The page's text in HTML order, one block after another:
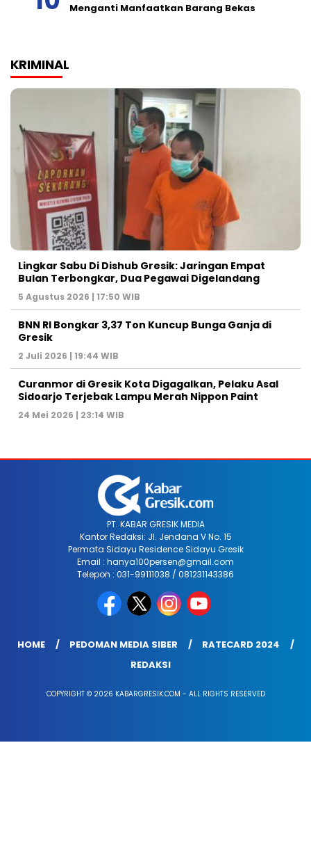
Menganti Manfaatkan Barang Bekas
KRIMINAL
Lingkar Sabu Di Dishub Gresik: Jaringan Empat
Bulan Terbongkar, Dua Pegawai Digelandang
5 Agustus 2026 | 17:50 WIB
BNN RI Bongkar 3,37 Ton Kuncup Bunga Ganja di
Gresik
2 Juli 2026 | 19:44 WIB
Curanmor di Gresik Kota Digagalkan, Pelaku Asal
Sidoarjo Terjebak Lampu Merah Nippon Paint
24 Mei 2026 | 23:14 WIB
PT. KABAR GRESIK MEDIA
Kantor Redaksi: Jl. Jendana V No. 15
Permata Sidayu Residence Sidayu Gresik
Email : hanya100persen@gmail.com
Telepon : 031-99111038 / 081231143386
HOME PEDOMAN MEDIA SIBER
RATECARD 2024
REDAKSI
COPYRIGHT © 2026 KABARGRESIK.COM - ALL RIGHTS RESERVED